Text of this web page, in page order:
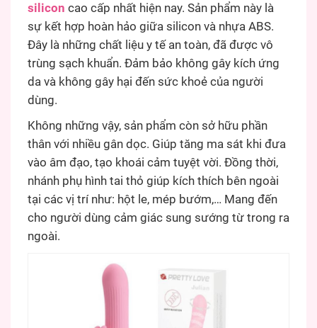
silicon cao cấp nhất hiện nay. Sản phẩm này là
sự kết hợp hoàn hảo giữa silicon và nhựa ABS.
Đây là những chất liệu y tế an toàn, đã được vô
trùng sạch khuẩn. Đảm bảo không gây kích ứng
da và không gây hại đến sức khoẻ của người
dùng.
Không những vậy, sản phẩm còn sở hữu phần
thân với nhiều gân dọc. Giúp tăng ma sát khi đưa
vào âm đạo, tạo khoái cảm tuyệt vời. Đồng thời,
nhánh phụ hình tai thỏ giúp kích thích bên ngoài
tại các vị trí như: hột le, mép bướm,… Mang đến
cho người dùng cảm giác sung sướng từ trong ra
ngoài.